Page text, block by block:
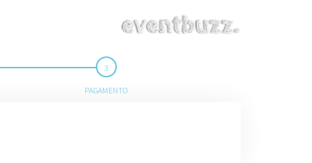
PAGAMENTO